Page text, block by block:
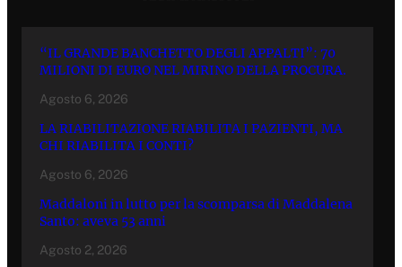
“IL GRANDE BANCHETTO DEGLI APPALTI”: 70
MILIONI DI EURO NEL MIRINO DELLA PROCURA.
Agosto 6, 2026
LA RIABILITAZIONE RIABILITA I PAZIENTI, MA
CHI RIABILITA I CONTI?
Agosto 6, 2026
Maddaloni in lutto per la scomparsa di Maddalena
Santo: aveva 53 anni
Agosto 2, 2026